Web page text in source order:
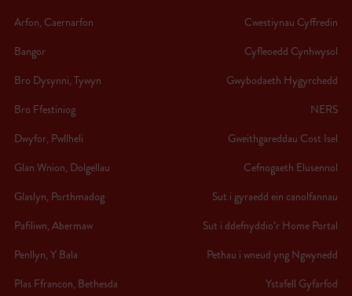
Arfon, Caernarfon
Bangor
Bro Dysynni, Tywyn
Bro Ffestiniog
Dwyfor, Pwllheli
Glan Wnion, Dolgellau
Glaslyn, Porthmadog
Pafiliwn, Abermaw
Penllyn, Y Bala
Plas Ffrancon, Bethesda
Cwestiynau Cyffredin
Cyfleoedd Cynhwysol
Gwybodaeth Hygyrchedd
NERS
Gweithgareddau Cost Isel
Cefnogaeth Elusennol
Sut i gyraedd ein canolfannau
Sut i ddefnyddio’r Home Portal
Pethau i wneud yng Ngwynedd
Ystafell Gyfarfod